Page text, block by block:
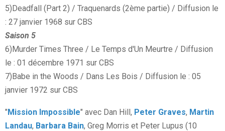
5)Deadfall (Part 2) / Traquenards (2ème partie) / Diffusion le
: 27 janvier 1968 sur CBS
Saison 5
6)Murder Times Three / Le Temps d'Un Meurtre / Diffusion
le : 01 décembre 1971 sur CBS
7)Babe in the Woods / Dans Les Bois / Diffusion le : 05
janvier 1972 sur CBS
"Mission Impossible" avec Dan Hill, Peter Graves, Martin
Landau, Barbara Bain, Greg Morris et Peter Lupus (10